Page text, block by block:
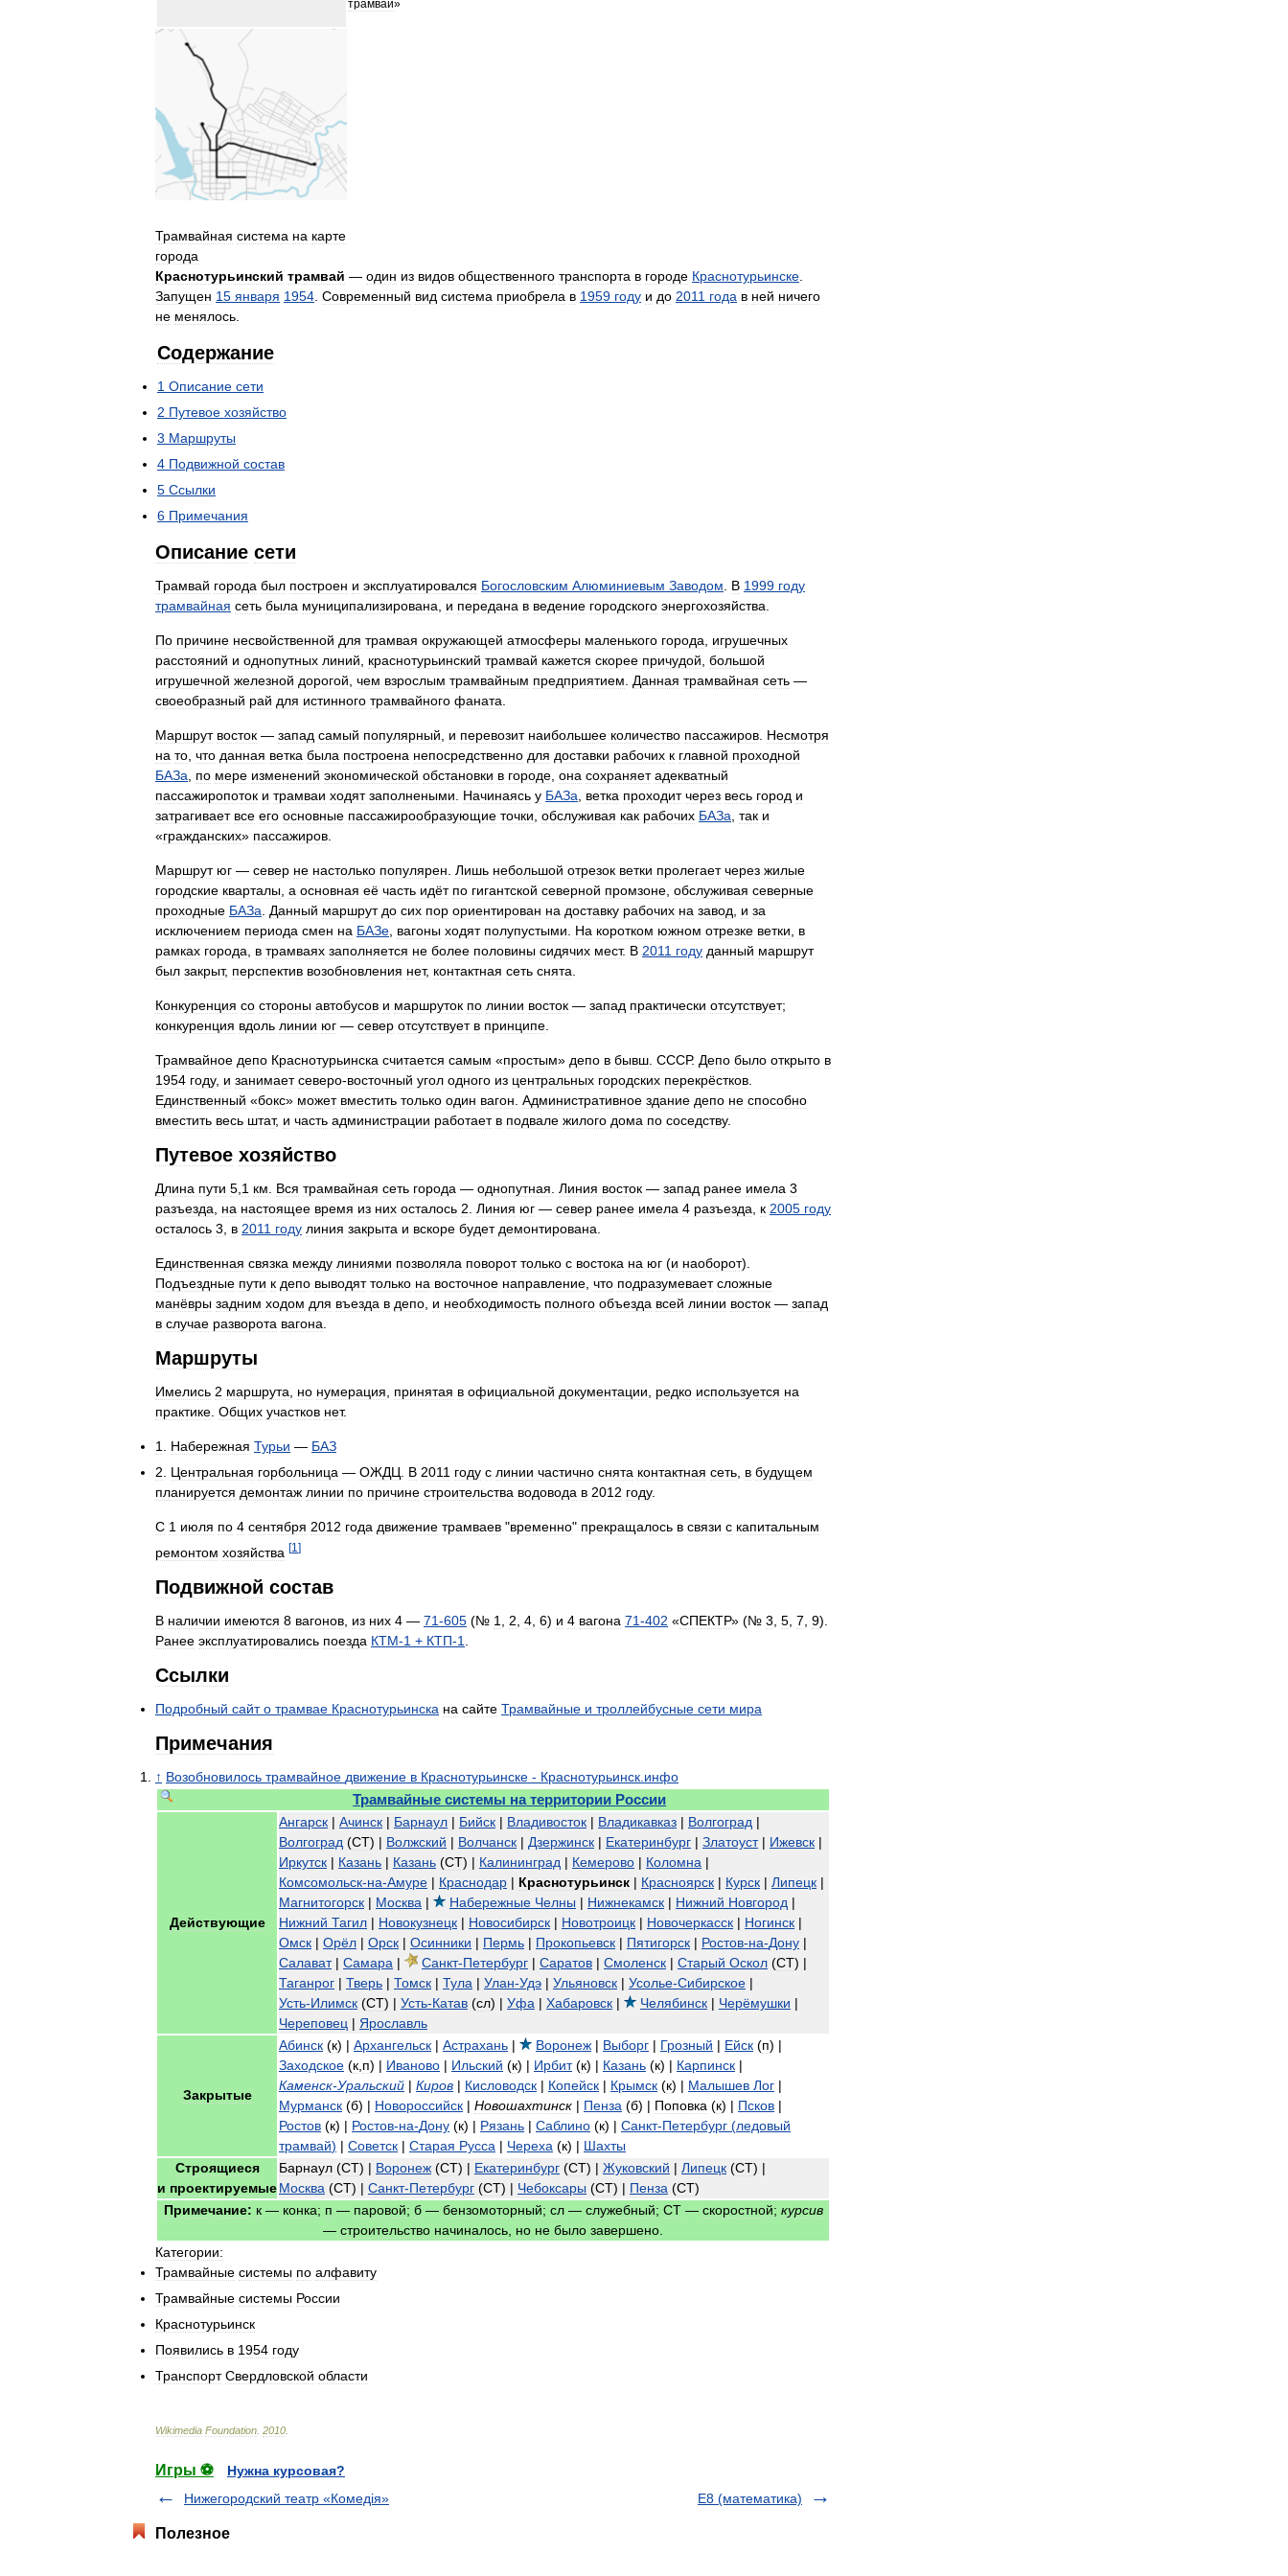
трамвай»
Трамвайная система на карте
города
Краснотурьинский трамвай — один из видов общественного транспорта в городе Краснотурьинске
Запущен 15 января 1954 Современный вид система приобрела в 1959 году и до 2011 года в ней ничего
не менялось
Содержание
1 Описание сети
2 Путевое хозяйство
3 Маршруты
4 Подвижной состав
5 Ссылки
6 Примечания
Описание сети
Трамвай города был построен и эксплуатировался Богословским Алюминиевым Заводом В 1999 году
трамвайная сеть была муниципализирована и передана в ведение городского энергохозяйства
По причине несвойственной для трамвая окружающей атмосферы маленького города
игрушечных
расстояний и однопутных линий краснотурьинский трамвай кажется скорее причудой большой
игрушечной железной дорогой чем взрослым трамвайным предприятием Данная трамвайная сеть —
своеобразный рай для истинного трамвайного фаната
Маршрут восток — запад самый популярный и перевозит наибольшее количество пассажиров Несмотря
на то что данная ветка была построена непосредственно для доставки рабочих к главной проходной
БАЗа
по мере изменений экономической обстановки в городе она сохраняет адекватный
пассажиропоток и трамваи ходят заполнеными Начинаясь у БАЗа ветка проходит через весь город и
затрагивает все его основные пассажирообразующие точки обслуживая как рабочих БАЗа так и
«гражданских» пассажиров
Маршрут юг — север не настолько популярен Лишь небольшой отрезок ветки пролегает через жилые
городские кварталы а основная её часть идёт по гигантской северной промзоне обслуживая северные
проходные БАЗа Данный маршрут до сих пор ориентирован на доставку рабочих на завод и за
исключением периода смен на БАЗе вагоны ходят полупустыми На коротком южном отрезке ветки
в
рамках города в трамваях заполняется не более половины сидячих мест. В 2011 году данный маршрут
был закрыт, перспектив возобновления нет, контактная сеть снята
Конкуренция со стороны автобусов и маршруток по линии восток — запад практически отсутствует;
конкуренция вдоль линии юг — север отсутствует в принципе
Трамвайное депо Краснотурьинска считается самым «простым» депо в бывш СССР. Депо было открыто в
1954 году, и занимает северо-восточный угол одного из центральных городских перекрёстков
Единственный «бокс» может вместить только один вагон Административное здание депо не способно
вместить весь штат, и часть администрации работает в подвале жилого дома по соседству.
Путевое хозяйство
Длина пути 5 1 км Вся трамвайная сеть города — однопутная Линия восток — запад ранее имела 3
разъезда
на настоящее время из них осталось 2 Линия юг — север ранее имела 4 разъезда к 2005 году
осталось 3 в 2011 году линия закрыта и вскоре будет демонтирована
Единственная связка между линиями позволяла поворот только с востока на юг (и наоборот).
Подъездные пути к депо выводят только на восточное направление что подразумевает сложные
манёвры задним ходом для въезда в депо и необходимость полного объезда всей линии восток — запад
в случае разворота вагона
Маршруты
Имелись 2 маршрута но нумерация принятая в официальной документации редко используется на
практике Общих участков нет.
1 Набережная Турьи — БАЗ
2
Центральная горбольница — ОЖДЦ В 2011 году с линии частично снята контактная сеть в будущем
планируется демонтаж линии по причине строительства водовода в 2012 году.
С 1 июля по 4 сентября 2012 года движение трамваев "временно" прекращалось в связи с капитальным
ремонтом хозяйства [1 ]
Подвижной состав
В наличии имеются 8 вагонов из них 4 — 71-605 (№ 1 2 4 6) и 4 вагона 71-402 «СПЕКТР» (№ 3 5 7 9).
Ранее эксплуатировались поезда КТМ-1 + КТП-1
Ссылки
Подробный сайт о трамвае Краснотурьинска на сайте Трамвайные и троллейбусные сети мира
Примечания
↑ Возобновилось трамвайное движение в Краснотурьинске - Краснотурьинск инфо
Трамвайные системы на территории России
Действующие
Ангарск | Ачинск | Барнаул | Бийск | Владивосток | Владикавказ | Волгоград |
Волгоград (СТ) | Волжский | Волчанск | Дзержинск | Екатеринбург | Златоуст| Ижевск |
Иркутск | Казань | Казань (СТ) | Калининград | Кемерово | Коломна |
Комсомольск-на-Амуре | Краснодар | Краснотурьинск | Красноярск | Курск | Липецк |
Магнитогорск | Москва | Набережные Челны | Нижнекамск | Нижний Новгород |
Нижний Тагил | Новокузнецк | Новосибирск | Новотроицк | Новочеркасск | Ногинск |
Омск | Орёл | Орск | Осинники | Пермь | Прокопьевск | Пятигорск | Ростов-на-Дону |
Салават| Самара | Санкт-Петербург | Саратов | Смоленск | Старый Оскол (СТ) |
Таганрог | Тверь | Томск | Тула | Улан-Удэ | Ульяновск | Усолье-Сибирское |
Усть-Илимск (СТ) | Усть-Катав (сл) | Уфа | Хабаровск | Челябинск | Черёмушки |
Череповец | Ярославль
Закрытые
Абинск (к) | Архангельск | Астрахань | Воронеж | Выборг | Грозный | Ейск (п) |
Заходское (к п) | Иваново | Ильский (к) | Ирбит(к) | Казань (к) | Карпинск |
Каменск-Уральский | Киров | Кисловодск | Копейск | Крымск (к) | Малышев Лог |
Мурманск (б) | Новороссийск | Новошахтинск | Пенза (б) | Поповка (к) | Псков |
Ростов (к) | Ростов-на-Дону (к) | Рязань | Саблино (к) | Санкт-Петербург (ледовый
трамвай) | Советск | Старая Русса | Череха (к) | Шахты
Строящиеся
и проектируемые
Барнаул (СТ) | Воронеж (СТ) | Екатеринбург (СТ) | Жуковский | Липецк (СТ) |
Москва (СТ) | Санкт-Петербург (СТ) | Чебоксары (СТ) | Пенза (СТ)
Примечание: к— конка; п — паровой; б— бензомоторный; сл— служебный; СТ— скоростной; курсив
— строительство начиналось но не было завершено
Категории:
Трамвайные системы по алфавиту
Трамвайные системы России
Краснотурьинск
Появились в 1954 году
Транспорт Свердловской области
Wikimedia Foundation 2010
Игры ⚽
Нужна курсовая?
Нижегородский театр «Комедія»
Е8 (математика)
Полезное